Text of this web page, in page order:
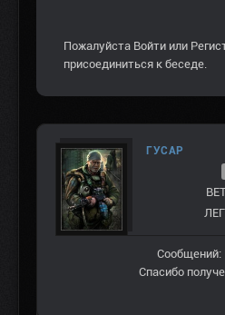
Пожалуйста Войти или
присоединиться к беседе.
ГУСАР
Сообщений:
Спасибо